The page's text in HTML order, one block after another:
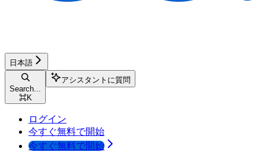
日本語
Search...
⌘K
アシスタントに質問
ログイン
今すぐ無料で開始
今すぐ無料で開始